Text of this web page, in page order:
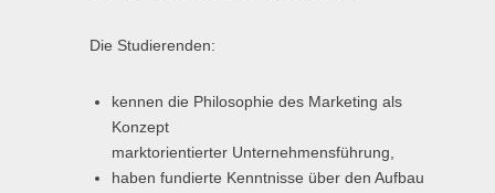
Die Studierenden:
kennen die Philosophie des Marketing als
Konzept
marktorientierter Unternehmensführung,
haben fundierte Kenntnisse über den Aufbau